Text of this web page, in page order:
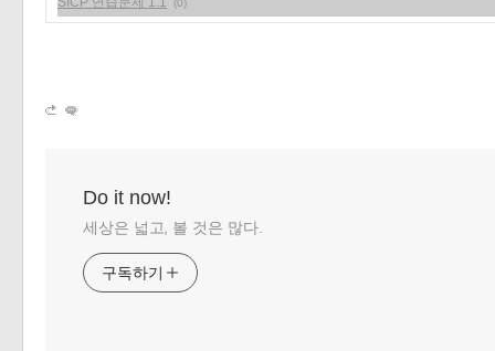
(0)
Do it now!
세상은 넓고, 볼 것은 많다.
구독하기